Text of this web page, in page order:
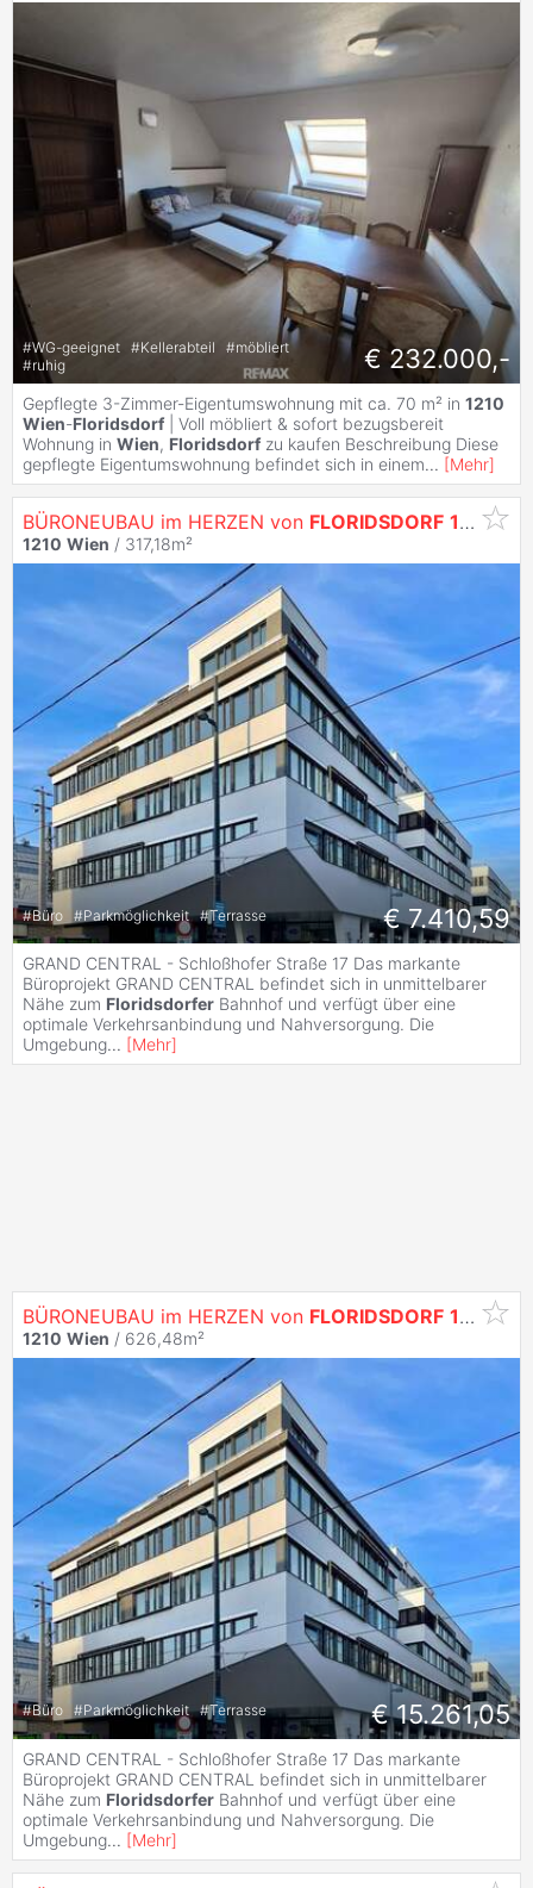
#WG-geeignet #Kellerabteil #möbliert
#ruhig € 232.000,-
Gepflegte 3-Zimmer-Eigentumswohnung mit ca. 70 m² in 1210
Wien-Floridsdorf | Voll möbliert & sofort bezugsbereit
Wohnung in Wien, Floridsdorf zu kaufen Beschreibung Diese
gepflegte Eigentumswohnung befindet sich in einem... [Mehr]
BÜRONEUBAU im HERZEN von FLORIDSDORF 1210
1210 Wien / 317,18m²
#Büro #Parkmöglichkeit #Terrasse € 7.410,59
GRAND CENTRAL - Schloßhofer Straße 17 Das markante
Büroprojekt GRAND CENTRAL befindet sich in unmittelbarer
Nähe zum Floridsdorfer Bahnhof und verfügt über eine
optimale Verkehrsanbindung und Nahversorgung. Die
Umgebung... [Mehr]
BÜRONEUBAU im HERZEN von FLORIDSDORF 1210
1210 Wien / 626,48m²
#Büro #Parkmöglichkeit #Terrasse € 15.261,05
GRAND CENTRAL - Schloßhofer Straße 17 Das markante
Büroprojekt GRAND CENTRAL befindet sich in unmittelbarer
Nähe zum Floridsdorfer Bahnhof und verfügt über eine
optimale Verkehrsanbindung und Nahversorgung. Die
Umgebung... [Mehr]